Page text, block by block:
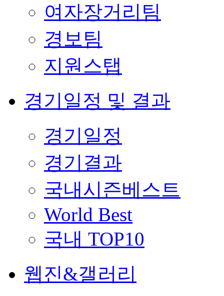
여자장거리팀
경보팀
지원스탭
경기일정 및 결과
경기일정
경기결과
국내시즌베스트
World Best
국내 TOP10
웹진&갤러리